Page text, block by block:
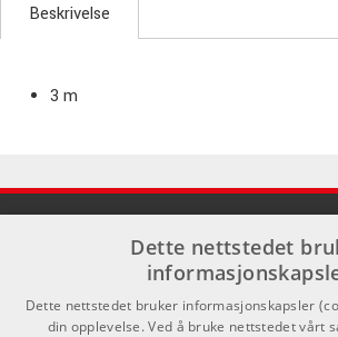
Beskrivelse
3 m
Lenker Kontakt
Dette nettstedet
Dette nettstedet bruker informasjonskapsler
din opplevelse. Ved å bruke nettstedet vårt